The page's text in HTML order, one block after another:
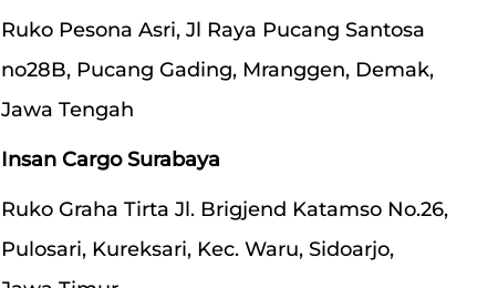
Ruko Pesona Asri, Jl Raya Pucang Santosa
no28B, Pucang Gading, Mranggen, Demak,
Jawa Tengah
Insan Cargo Surabaya
Ruko Graha Tirta Jl. Brigjend Katamso No.26,
Pulosari, Kureksari, Kec. Waru, Sidoarjo,